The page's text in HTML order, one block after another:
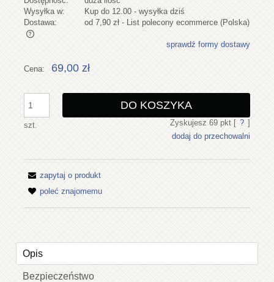
Wysyłka w:
Kup do 12.00 - wysyłka dziś
Dostawa:
od 7,90 zł - List polecony ecommerce (Polska)
Cena nie zawiera ewentualnych kosztów płatności
sprawdź formy dostawy
Cena: 69,00 zł
szt.
DO KOSZYKA
Zyskujesz 69pkt [ ? ]
dodaj do przechowalni
zapytaj o produkt
poleć znajomemu
Opis
Bezpieczeństwo